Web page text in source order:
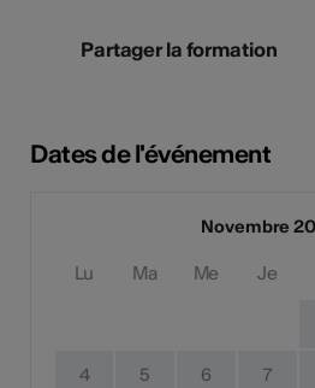
Partager la formation
Dates de l'événement
Novembre
Lu Ma Me Je
4 5 6 7